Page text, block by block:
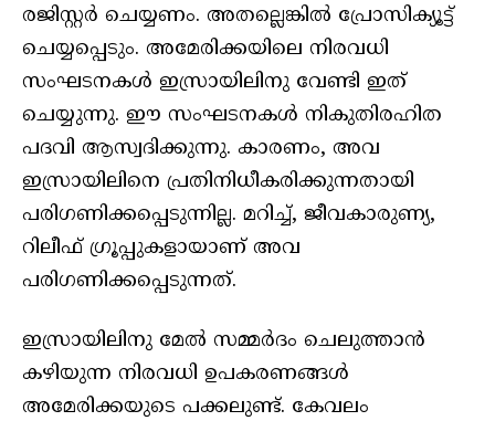
രജിസ്റ്റര്‍ ചെയ്യണം. അതല്ലെങ്കില്‍ പ്രോസിക്യൂട്ട്
ചെയ്യപ്പെടും. അമേരിക്കയിലെ നിരവധി
സംഘടനകള്‍ ഇസ്രായിലിനു വേണ്ടി ഇത്
ചെയ്യുന്നു. ഈ സംഘടനകള്‍ നികുതിരഹിത
പദവി ആസ്വദിക്കുന്നു. കാരണം, അവ
ഇസ്രായിലിനെ പ്രതിനിധീകരിക്കുന്നതായി
പരിഗണിക്കപ്പെടുന്നില്ല. മറിച്ച്, ജീവകാരുണ്യ,
റിലീഫ് ഗ്രൂപ്പുകളായാണ് അവ
പരിഗണിക്കപ്പെടുന്നത്.
ഇസ്രായിലിനു മേല്‍ സമ്മര്‍ദം ചെലുത്താന്‍
കഴിയുന്ന നിരവധി ഉപകരണങ്ങള്‍
അമേരിക്കയുടെ പക്കലുണ്ട്. കേവലം